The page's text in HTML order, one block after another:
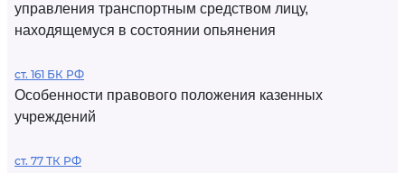
управления транспортным средством лицу,
находящемуся в состоянии опьянения
ст. 161 БК РФ
Особенности правового положения казенных
учреждений
ст. 77 ТК РФ